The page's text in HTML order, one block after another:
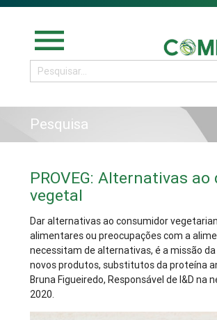
menu
Pesquisa
PROVEG: Alternativas
vegetal
Dar alternativas ao consumidor
alimentares ou preocupações com a
necessitam de alternativas, é a missão
novos produtos, substitutos da proteína
Bruna Figueiredo, Responsável de I&D na
2020.